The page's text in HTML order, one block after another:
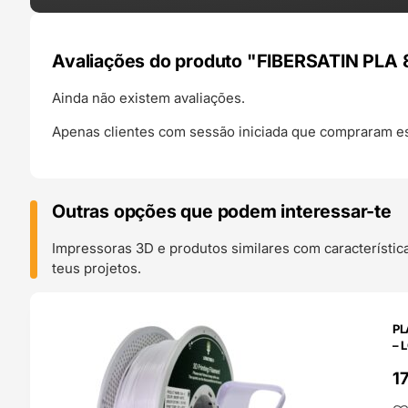
Avaliações do produto "FIBERSATIN
Ainda não existem avaliações.
Apenas clientes com sessão iniciada que compraram
Outras opções que podem interessar-te
Impressoras 3D e produtos similares com
teus projetos.
–